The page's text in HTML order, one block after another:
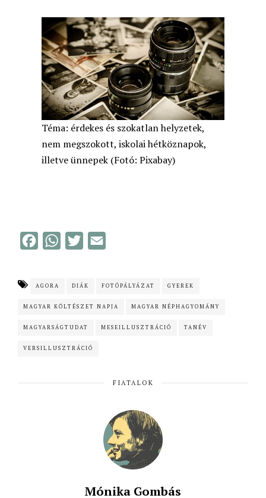
Téma: érdekes és szokatlan helyzetek,
nem megszokott, iskolai hétköznapok,
illetve ünnepek (Fotó: Pixabay)
b
o
o
W
s
A
p
t
e
r
l
AGORA DIÁK FOTÓPÁLYÁZAT GYEREK
MAGYAR KÖLTÉSZET NAPJA MAGYAR NÉPHAGYOMÁNY
MAGYARSÁGTUDAT MESEILLUSZTRÁCIÓ TANÉV
VERSILLUSZTRÁCIÓ
FIATALOK
Mónika Gombás